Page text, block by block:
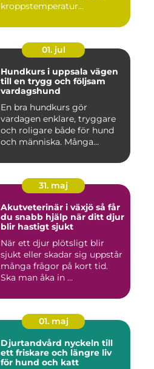
kroppstemperatur...
01. jul
Hundkurs i uppsala vägen
till en trygg och följsam
vardagshund
En bra hundkurs gör
vardagen enklare, tryggare
och roligare både för hund
och människa. Många
31. maj
Akutveterinär i växjö så får
du snabb hjälp när ditt djur
blir hastigt sjukt
När ett djur plötsligt blir
sjukt eller skadar sig uppstår
många frågor på kort tid.
Ska man åka in ...
01. maj
Djurtandvård nyckeln till
ett friskare och längre liv
för hund och katt